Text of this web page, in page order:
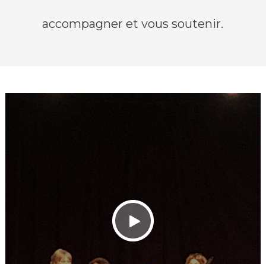
accompagner et vous soutenir.